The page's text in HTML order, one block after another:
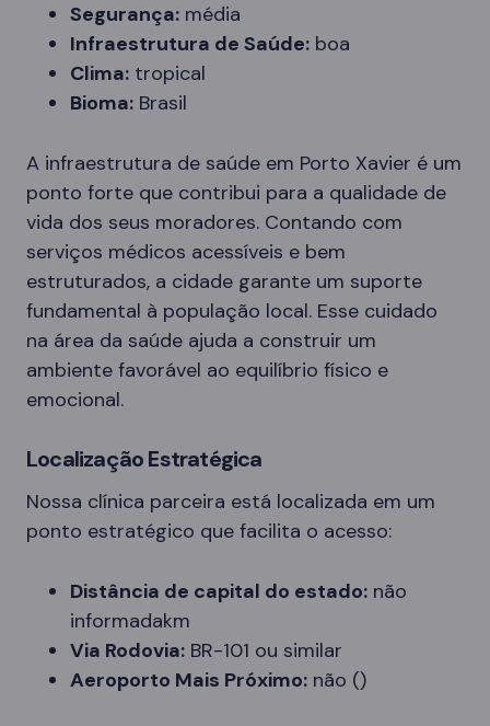
Segurança: média
Infraestrutura de Saúde: boa
Clima: tropical
Bioma: Brasil
A infraestrutura de saúde em Porto Xavier é um
ponto forte que contribui para a qualidade de
vida dos seus moradores. Contando com
serviços médicos acessíveis e bem
estruturados, a cidade garante um suporte
fundamental à população local. Esse cuidado
na área da saúde ajuda a construir um
ambiente favorável ao equilíbrio físico e
emocional.
Localização Estratégica
Nossa clínica parceira está localizada em um
ponto estratégico que facilita o acesso:
Distância de capital do estado: não
informadakm
Via Rodovia: BR-101 ou similar
Aeroporto Mais Próximo: não ()